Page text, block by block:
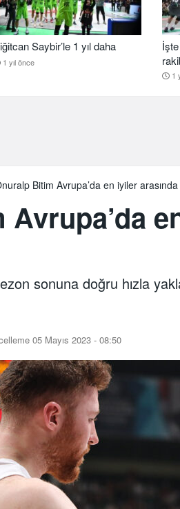
Saybir’le 1 yıl daha
1 yıl önce
1
Bitim Avrupa’da en iyiler arasında
sonuna doğru hızla
05 Mayıs 2023 - 08:50